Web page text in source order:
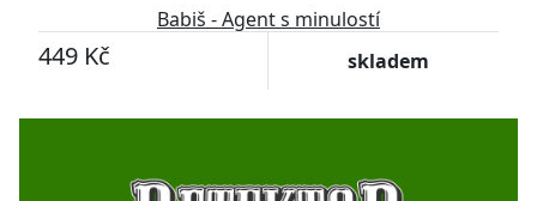
Babiš - Agent s minulostí
449 Kč skladem